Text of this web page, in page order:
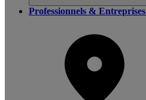
Professionnels & Entreprises